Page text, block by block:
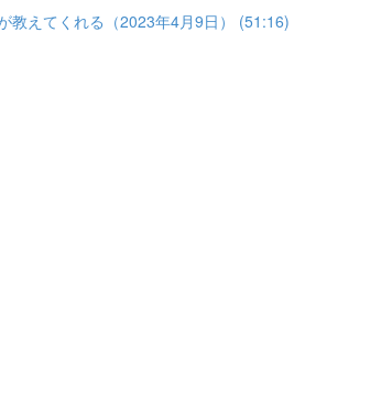
えてくれる（2023年4月9日） (51:16)